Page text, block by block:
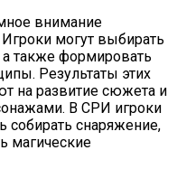
внимание
могут выбирать
также формировать
Результаты этих
на развитие сюжета и
В СРИ игроки
собирать снаряжение,
магические